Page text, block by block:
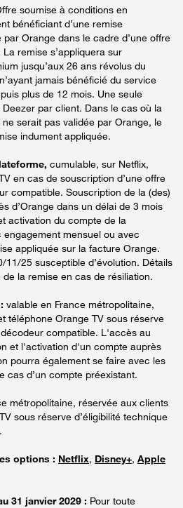
soumise à conditions en
bénéficiant d’une remise
par Orange dans le cadre d’une offre
remise s’appliquera sur
jusqu’aux 26 ans révolus du
jamais bénéficié du service
plus de 12 mois. Une seule
par client. Dans le cas où la
serait pas validée par Orange, le
indument appliquée.
cumulable, sur Netflix,
en cas de souscription d’une offre
compatible. Souscription de la (des)
d’Orange dans un délai de 3 mois
activation du compte de la
mensuel ou avec
appliquée sur la facture Orange.
11/25 susceptible d’évolution. Détails
la remise en cas de résiliation.
valable en France métropolitaine,
téléphone Orange TV sous réserve
compatible. L'accès au
et l'activation d'un compte auprès
pourra également se faire avec les
cas d’un compte préexistant.
métropolitaine, réservée aux clients
sous réserve d’éligibilité technique
options : Netflix, Disney+, Apple
31 janvier 2029 : Pour toute